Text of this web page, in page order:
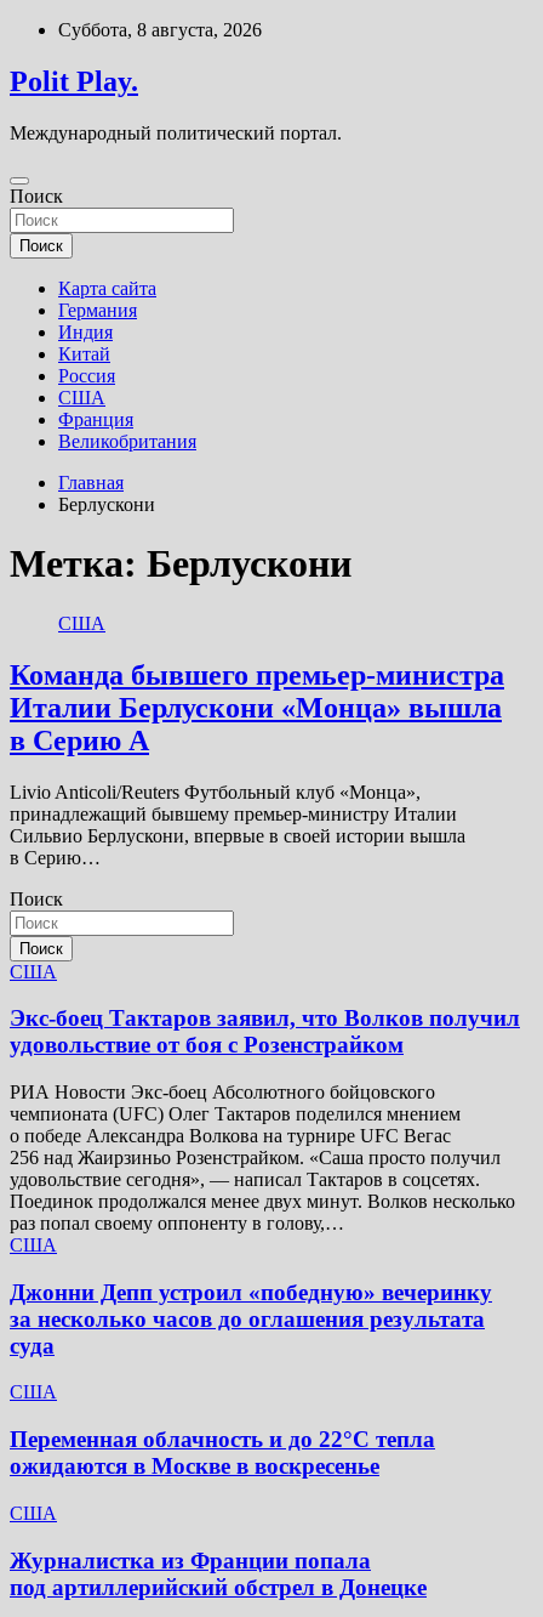
Перейти
содержимому
Суббота, 8 августа, 2026
Polit Play.
Международный политический портал.
Поиск
Поиск
Карта сайта
Германия
Индия
Китай
Россия
США
Франция
Великобритания
Главная
Берлускони
Метка: Берлускони
США
Команда бывшего премьер-министра
Италии Берлускони «Монца» вышла
в Серию А
Livio Anticoli/Reuters Футбольный клуб «Монца»,
принадлежащий бывшему премьер-министру Италии
Сильвио Берлускони, впервые в своей истории вышла
в Серию…
Поиск
Поиск
США
Экс-боец Тактаров заявил, что Волков получил
удовольствие от боя с Розенстрайком
РИА Новости Экс-боец Абсолютного бойцовского
чемпионата (UFC) Олег Тактаров поделился мнением
о победе Александра Волкова на турнире UFC Вегас
256 над Жаирзиньо Розенстрайком. «Саша просто получил
удовольствие сегодня», — написал Тактаров в соцсетях.
Поединок продолжался менее двух минут. Волков несколько
раз попал своему оппоненту в голову,…
США
Джонни Депп устроил «победную» вечеринку
за несколько часов до оглашения результата
суда
США
Переменная облачность и до 22°C тепла
ожидаются в Москве в воскресенье
США
Журналистка из Франции попала
под артиллерийский обстрел в Донецке